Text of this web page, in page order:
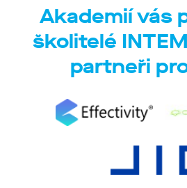
Akademií vás
školitelé
partneři